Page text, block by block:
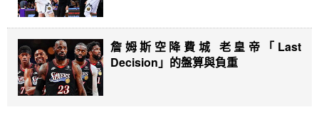
詹姆斯空降費城 老皇帝「Last
Decision」的盤算與負重